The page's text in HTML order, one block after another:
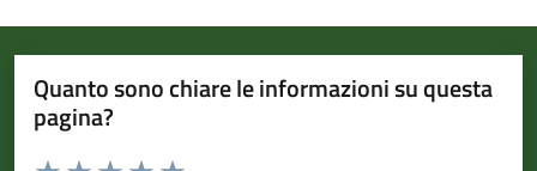
Quanto sono chiare le informazioni su questa
pagina?
Valuta da 1 a 5 stelle la pagina